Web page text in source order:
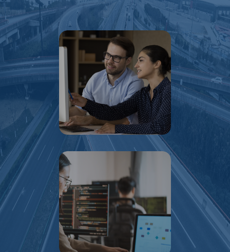
Programas de prácticas profesionales y